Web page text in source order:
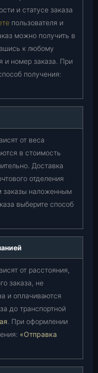
и статусе заказа
пользователя и
можно получить в
к любому
номер заказа. При
получения:
от веса
в стоимость
Доставка
отделения
заказы наложенным
выберите способ
от расстояния,
заказа, не
и оплачиваются
до транспортной
. При оформлении
«Отправка